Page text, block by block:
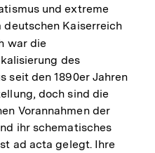
und extreme
deutschen Kaiserreich
war die
des
seit den 1890er Jahren
doch sind die
Vorannahmen der
ihr schematisches
ad acta gelegt. Ihre